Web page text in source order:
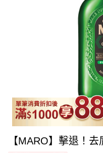
【MARO】擊退！去